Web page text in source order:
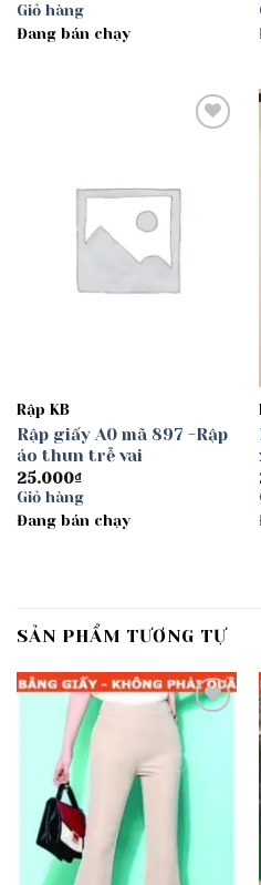
Giỏ hàng
Đang bán chạy
Rập KB
Rập giấy A0 mã 897 -Rập
áo thun trễ vai
25.000₫
Giỏ hàng
Đang bán chạy
SẢN PHẨM TƯƠNG TỰ
Add to
wishlist